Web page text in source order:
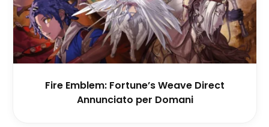
Fire Emblem: Fortune’s Weave Direct
Annunciato per Domani